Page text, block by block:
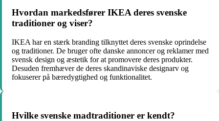
Hvordan markedsfører IKEA deres svenske
traditioner og viser?
IKEA har en stærk branding tilknyttet deres svenske oprindelse
og traditioner. De bruger ofte danske annoncer og reklamer med
svensk design og æstetik for at promovere deres produkter.
Desuden fremhæver de deres skandinaviske designarv og
fokuserer på bæredygtighed og funktionalitet.
Hvilke svenske madtraditioner er kendt?